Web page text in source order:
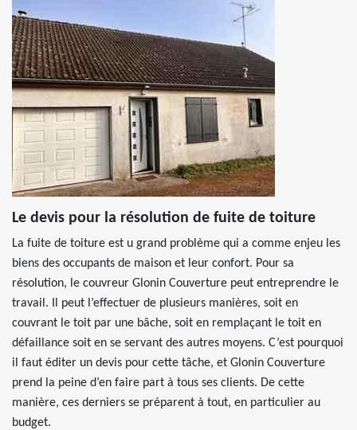
Le devis pour la résolution de fuite de toiture
La fuite de toiture est u grand problème qui a comme enjeu les
biens des occupants de maison et leur confort. Pour sa
résolution, le couvreur Glonin Couverture peut entreprendre le
travail. Il peut l’effectuer de plusieurs manières, soit en
couvrant le toit par une bâche, soit en remplaçant le toit en
défaillance soit en se servant des autres moyens. C’est pourquoi
il faut éditer un devis pour cette tâche, et Glonin Couverture
prend la peine d’en faire part à tous ses clients. De cette
manière, ces derniers se préparent à tout, en particulier au
budget.